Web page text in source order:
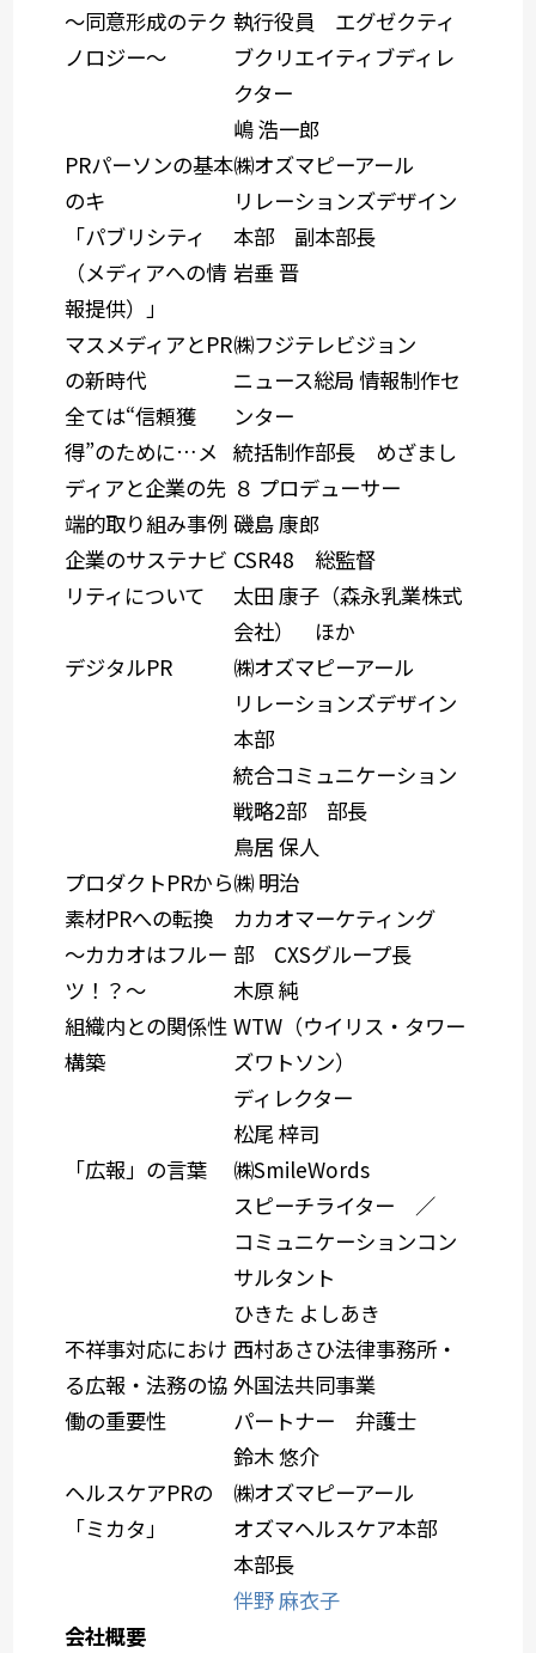
～同意形成のテク
ノロジー～
執行役員 エグゼクティ
ブクリエイティブディレ
クター
嶋 浩一郎
PRパーソンの基本
のキ
「パブリシティ
（メディアへの情
報提供）」
㈱オズマピーアール
リレーションズデザイン
本部 副本部長
岩垂 晋
マスメディアとPR
の新時代
全ては“信頼獲
得”のために…メ
ディアと企業の先
端的取り組み事例
㈱フジテレビジョン
ニュース総局 情報制作セ
ンター
統括制作部長 めざまし
８ プロデューサー
磯島 康郎
企業のサステナビ
リティについて
CSR48 総監督
太田 康子（森永乳業株式
会社） ほか
デジタルPR
㈱オズマピーアール
リレーションズデザイン
本部
統合コミュニケーション
戦略2部 部長
鳥居 保人
プロダクトPRから
素材PRへの転換
～カカオはフルー
ツ！？～
㈱ 明治
カカオマーケティング
部 CXSグループ長
木原 純
組織内との関係性
構築
WTW（ウイリス・タワー
ズワトソン）
ディレクター
松尾 梓司
「広報」の言葉
㈱SmileWords
スピーチライター ／
コミュニケーションコン
サルタント
ひきた よしあき
不祥事対応におけ
る広報・法務の協
働の重要性
西村あさひ法律事務所・
外国法共同事業
パートナー 弁護士
鈴木 悠介
ヘルスケアPRの
「ミカタ」
㈱オズマピーアール
オズマヘルスケア本部
本部長
伴野 麻衣子
会社概要